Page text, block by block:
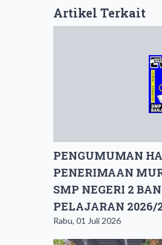
Artikel Terkait
PENGUMUMAN
PENERIMAAN
SMP NEGERI 2
PELAJARAN 2026/
Rabu, 01 Juli 2026